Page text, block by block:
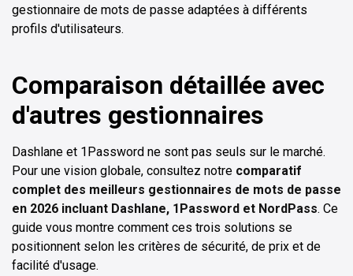
gestionnaire de mots de passe adaptées à différents
profils d'utilisateurs.
Comparaison détaillée avec
d'autres gestionnaires
Dashlane et 1Password ne sont pas seuls sur le marché.
Pour une vision globale, consultez notre comparatif
complet des meilleurs gestionnaires de mots de passe
en 2026 incluant Dashlane, 1Password et NordPass. Ce
guide vous montre comment ces trois solutions se
positionnent selon les critères de sécurité, de prix et de
facilité d'usage.